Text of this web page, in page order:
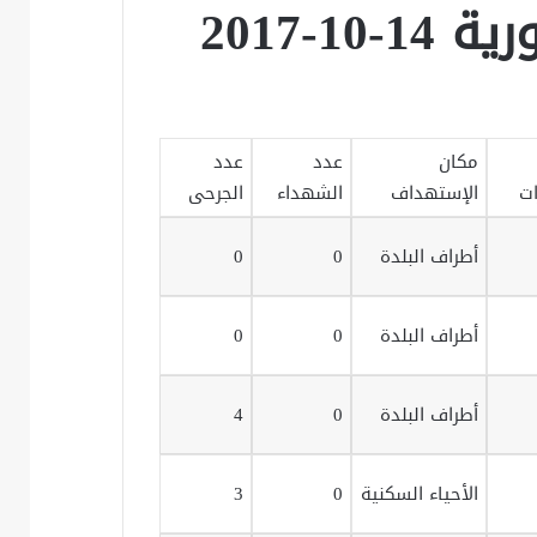
مكان
الإستهداف
عدد
الشهداء
عدد
الجرحى
أطراف البلدة 0
0
أطراف البلدة 0
0
أطراف البلدة 0
4
الأحياء السكنية 0
3